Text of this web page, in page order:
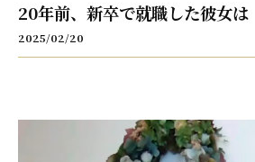
20年前、新卒で就職した彼女は
2025/02/20